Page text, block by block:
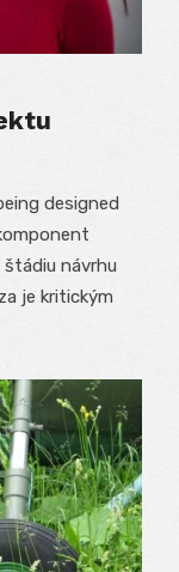
designed
návrhu
je kritickým